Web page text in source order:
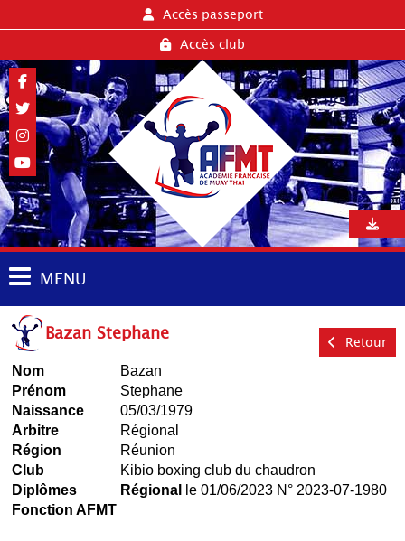
Accès passeport
Accès club
MENU
Bazan Stephane Retour
Nom
Bazan
Prénom
Stephane
Naissance
05/03/1979
Arbitre
Régional
Région
Réunion
Club
Kibio boxing club du chaudron
Diplômes
Régional
le 01/06/2023 N° 2023-07-1980
Fonction AFMT